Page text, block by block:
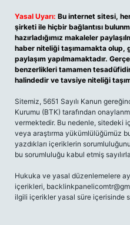
Yasal Uyarı: Bu internet sitesi,
şirketi ile hiçbir bağlantısı
hazırladığımız makaleler
haber niteliği taşımamakta olup,
paylaşım yapılmamaktadır.
benzerlikleri tamamen
halindedir ve tavsiye niteliği
Sitemiz, 5651 Sayılı Kanun
Kurumu (BTK) tarafından
vermektedir. Bu nedenle, sitedeki
veya araştırma yükümlülüğümüz
yazdıkları içeriklerin
bu sorumluluğu kabul etmiş
Hukuka ve yasal düzenlemelere
içerikleri,
ilgili içerikler yasal süre içerisinde